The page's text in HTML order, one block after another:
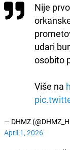
Nije
udari
osobito
Više na
— DHMZ
April 1, 2026